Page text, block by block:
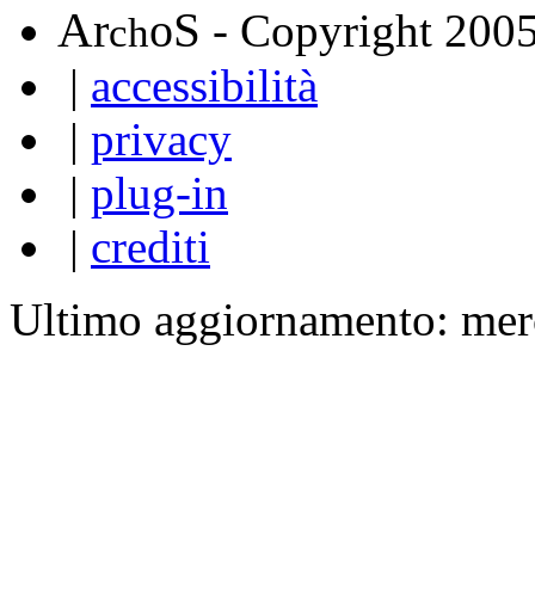
ArchoS - Copyright
| accessibilità
| privacy
| plug-in
| crediti
Ultimo aggiornamento: